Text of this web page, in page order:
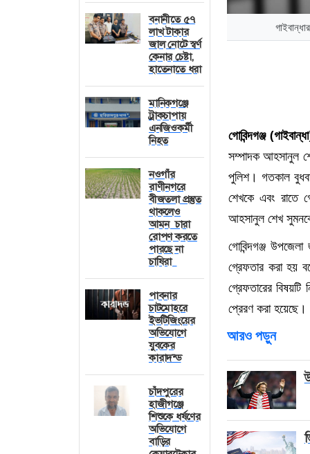
বনানীতে ৫৭ লাখ
টাকার জাল নোটে
স্বর্ণ কেনার চেষ্টা,
হাতেনাতে ধরা
মানিকগঞ্জে
ট্রাকচাপায়
এনজিওকর্মী
নিহত
নওগাঁর রাণীনগরে
বীজতলা প্রস্তুত
থাকলেও আমন
চারা রোপণ করতে
পারছে না চাষিরা
পাবনার চাটমোহরে
ইভটিজিংয়ের
অভিযোগে যুবকের
কারাদন্ড
চাঁদপুরের
হাজীগঞ্জে শিশুকে
ধর্ষণের অভিযোগে
বাড়ির
কেয়ারটেকার
আটক
গোবিন্দগঞ্জ
সম্পাদক আহসানুল
পুলিশ। গতকাল
শেখকে এবং রাতে
আহসানুল শেখ
গোবিন্দগঞ্জ
গ্রেফতার করা হয়
গ্রেফতারের
প্রেরণ করা হয়েছে।
আরও পড়ুন